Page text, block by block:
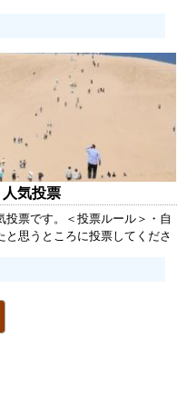
気投票
票です。＜投票ルール＞・自
思うところに投票してくださ